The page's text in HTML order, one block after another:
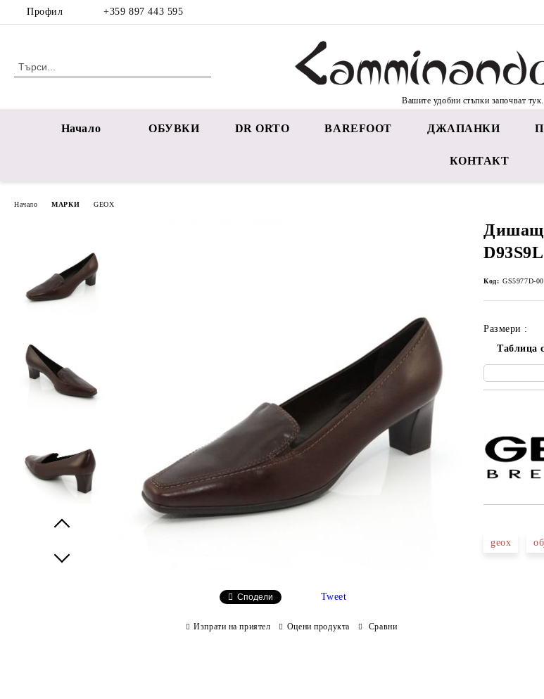
Профил +359 897 443 595
Вашите удобни стъпки започват тук.
Начало ОБУВКИ DR ORTO BAREFOOT ДЖАПАНКИ
КОНТАКТ
Начало МАРКИ GEOX
Код: GS5977D-
Размери :
Таблица
geox
Сподели Tweet
Изпрати на приятел Оцени продукта Сравни